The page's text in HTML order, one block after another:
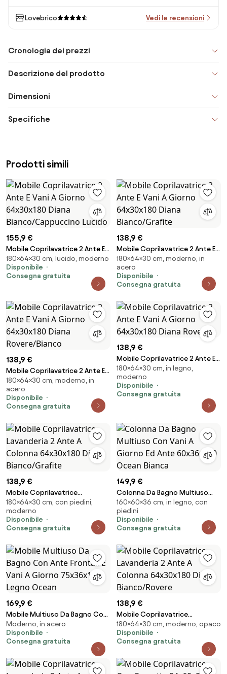
Lovebrico Vedi le recensioni
Cronologia dei prezzi
Descrizione del prodotto
Dimensioni
Specifiche
Prodotti simili
155,9 €
Mobile Coprilavatrice 2 Ante E
Vani A Giorno 64x30x180 Diana
Bianco/Cappuccino Lucido
180×64×30 cm, lucido, moderno
Disponibile
Consegna gratuita
138,9 €
Mobile Coprilavatrice 2 Ante E
Vani A Giorno 64x30x180 Diana
Bianco/Grafite
180×64×30 cm, moderno, in
acero
Disponibile
Consegna gratuita
138,9 €
Mobile Coprilavatrice 2 Ante E
Vani A Giorno 64x30x180 Diana
Rovere/Bianco
180×64×30 cm, moderno, in
acero
Disponibile
Consegna gratuita
138,9 €
Mobile Coprilavatrice 2 Ante E
Vani A Giorno 64x30x180 Diana
Rovere
180×64×30 cm, in legno,
moderno
Disponibile
Consegna gratuita
138,9 €
Mobile Coprilavatrice
Lavanderia 2 Ante A Colonna
64x30x180 Diana
Bianco/Grafite
180×64×30 cm, con piedini,
moderno
Disponibile
Consegna gratuita
149,9 €
Colonna Da Bagno Multiuso
Con Vani A Giorno Ed Ante
60x36x160 Ocean Bianca
160×60×36 cm, in legno, con
piedini
Disponibile
Consegna gratuita
169,9 €
Mobile Multiuso Da Bagno Con
Ante Frontali E Vani A Giorno
75x36x160 Legno Ocean
Moderno, in acero
Disponibile
Consegna gratuita
138,9 €
Mobile Coprilavatrice
Lavanderia 2 Ante A Colonna
64x30x180 Diana Bianco/Rovere
180×64×30 cm, moderno, opaco
Disponibile
Consegna gratuita